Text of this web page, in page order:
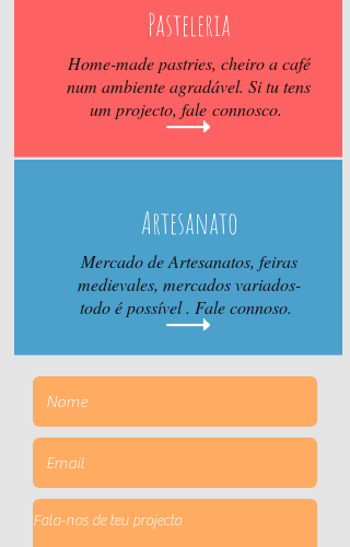
Pasteleria
Home-made pastries, cheiro a café
num ambiente agradável. Si tu tens
um projecto, fale connosco.
Artesanato
Mercado de Artesanatos, feiras
medievales, mercados variados-
todo é possível . Fale connoso.